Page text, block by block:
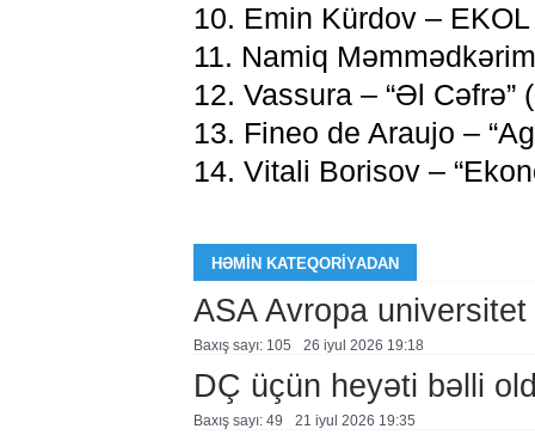
10. Emin Kürdov – EKOL
11. Namiq
12. Vassura – “Əl
13. Fineo de Araujo –
14. Vitali Borisov –
HƏMIN KATEQORIYADAN
ASA Avropa universitet
Baxış sayı: 105 26 i̇yul 2026 19:18
DÇ üçün heyəti bəlli
Baxış sayı: 49 21 i̇yul 2026 19:35